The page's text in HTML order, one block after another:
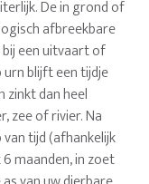
De in grond of
afbreekbare
een uitvaart of
blijft een tijdje
dan heel
zee of rivier. Na
tijd (afhankelijk
maanden, in zoet